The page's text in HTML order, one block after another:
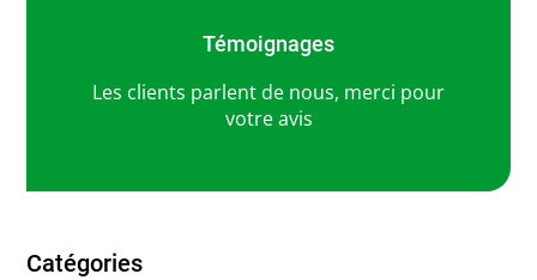
Témoignages
Les clients parlent de nous, merci pour
votre avis
Catégories